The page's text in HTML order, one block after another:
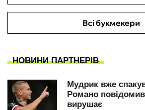
Всі букмекери